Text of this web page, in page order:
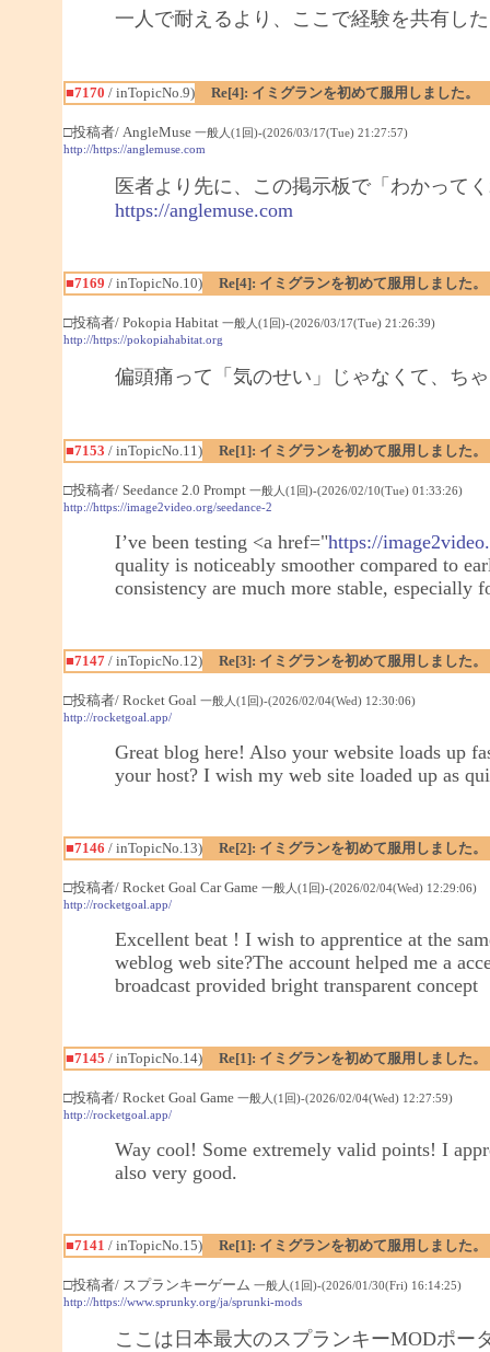
一人で耐えるより、ここで経験を共有し
■7170 / inTopicNo.9) Re[4]: イミグランを初めて服用しました。
□投稿者/ AngleMuse 一般人(1回)-(2026/03/17(Tue) 21:27:57)
http://https://anglemuse.com
医者より先に、この掲示板で「わかって
https://anglemuse.com
■7169 / inTopicNo.10) Re[4]: イミグランを初めて服用しました。
□投稿者/ Pokopia Habitat 一般人(1回)-(2026/03/17(Tue) 21:26:39)
http://https://pokopiahabitat.org
偏頭痛って「気のせい」じゃなくて、ち
■7153 / inTopicNo.11) Re[1]: イミグランを初めて服用しました。
□投稿者/ Seedance 2.0 Prompt 一般人(1回)-(2026/02/10(Tue) 01:33:26)
http://https://image2video.org/seedance-2
I’ve been testing <a href="https://
quality is noticeably smoother compared to
consistency are much more stable, especially
■7147/ inTopicNo.12) Re[3]: イミグランを初めて服用しました。
□投稿者/ Rocket Goal 一般人(1回)-(2026/02/04(Wed) 12:30:06)
http://rocketgoal.app/
Great blog here! Also your website loads up
your host? I wish my web site loaded up as
■7146 / inTopicNo.13) Re[2]: イミグランを初めて服用しました。
□投稿者/ Rocket Goal Car Game 一般人(1回)-(2026/02/04(Wed) 12:29:06)
http://rocketgoal.app/
Excellent beat ! I wish to apprentice at the
weblog web site?The account helped me a
broadcast provided bright transparent concept
■7145 / inTopicNo.14) Re[1]: イミグランを初めて服用しました。
□投稿者/ Rocket Goal Game 一般人(1回)-(2026/02/04(Wed) 12:27:59)
http://rocketgoal.app/
Way cool! Some extremely valid points! I
also very good.
■7141 / inTopicNo.15) Re[1]: イミグランを初めて服用しました。
□投稿者/ スプランキーゲーム 一般人(1回)-(2026/01/30(Fri) 16:14:25)
http://https://www.sprunky.org/ja/sprunki-mods
ここは日本最大のスプランキーMODポー